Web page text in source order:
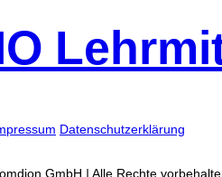
Datenschutzerklärung
GmbH | Alle Rechte